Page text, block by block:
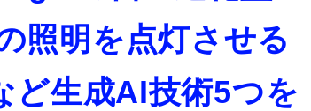
照明を点灯させる
生成AI技術5つを